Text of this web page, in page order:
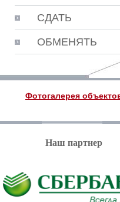
СДАТЬ
ОБМЕНЯТЬ
Фотогалерея
Наш партнер